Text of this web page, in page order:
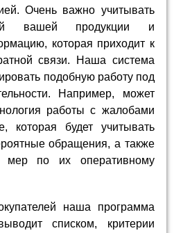
Очень важно учитывать
вашей продукции и
которая приходит к
связи. Наша система
подобную работу под
Например, может
работы с жалобами
которая будет учитывать
обращения, а также
мер по их оперативному
наша программа
списком, критерии